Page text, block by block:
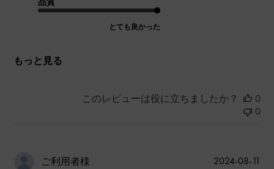
とても良かった
もっと見る
このレビューは役に立ちましたか？
0
0
ご利用者様 2024-08-11